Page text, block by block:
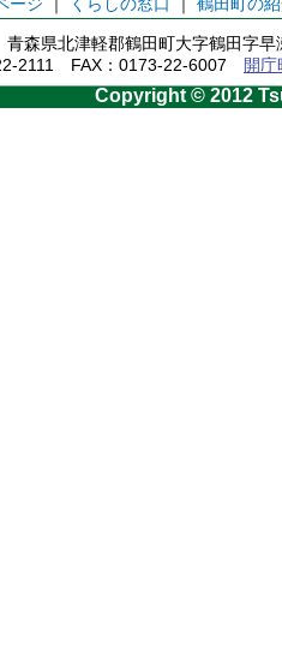
森県北津軽郡鶴田町大字鶴田字早
2111 FAX：0173-22-6007
開
Copyright © 2012